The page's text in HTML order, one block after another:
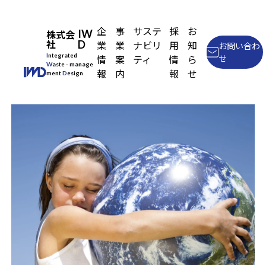
株式会
社
IW
D
Integrated
Waste- manage
ment
Design
企
業
情
報
事
業
案
内
サステ
ナビリ
ティ
採
用
情
報
お
知
ら
せ
お問い合わ
せ
企業情報
IWDのサステナビリティ
採用情報
お知らせ